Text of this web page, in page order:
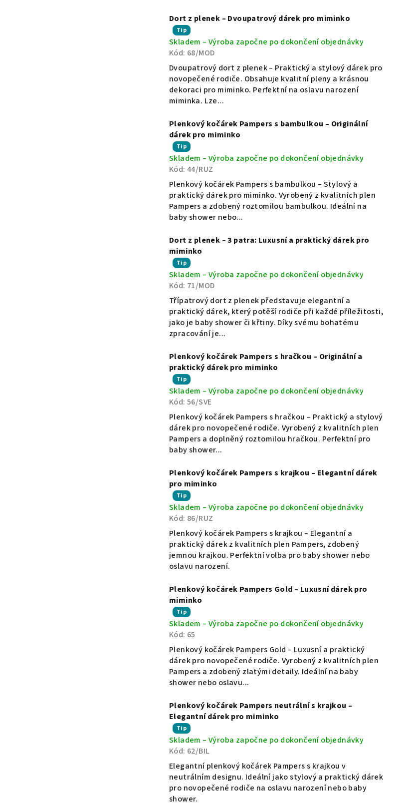
Dort z plenek – Dvoupatrový dárek pro miminko
Průměrné
hodnocení
produktu
je
5,0
z
5
Tip
Skladem – Výroba započne po dokončení objednávky
Kód: 68/MOD
Dvoupatrový dort z plenek – Praktický a stylový dárek pro
novopečené rodiče. Obsahuje kvalitní pleny a krásnou
dekoraci pro miminko. Perfektní na oslavu narození
miminka. Lze...
Plenkový kočárek Pampers s bambulkou – Originální
dárek pro miminko
Průměrné
hodnocení
produktu
je
5,0
z
5
hvězdiček.
Tip
Skladem – Výroba započne po dokončení objednávky
Kód: 44/RUZ
Plenkový kočárek Pampers s bambulkou – Stylový a
praktický dárek pro miminko. Vyrobený z kvalitních plen
Pampers a zdobený roztomilou bambulkou. Ideální na
baby shower nebo...
Dort z plenek – 3 patra: Luxusní a praktický dárek pro
miminko
Průměrné
hodnocení
produktu
je
5,0
z
5
hvězdiček.
Tip
Skladem – Výroba započne po dokončení objednávky
Kód: 71/MOD
Třípatrový dort z plenek představuje elegantní a
praktický dárek, který potěší rodiče při každé příležitosti,
jako je baby shower či křtiny. Díky svému bohatému
zpracování je...
Plenkový kočárek Pampers s hračkou – Originální a
praktický dárek pro miminko
Průměrné
hodnocení
produktu
je
5,0
z
5
hvězdiček.
Tip
Skladem – Výroba započne po dokončení objednávky
Kód: 56/SVE
Plenkový kočárek Pampers s hračkou – Praktický a stylový
dárek pro novopečené rodiče. Vyrobený z kvalitních plen
Pampers a doplněný roztomilou hračkou. Perfektní pro
baby shower...
Plenkový kočárek Pampers s krajkou – Elegantní dárek
pro miminko
Průměrné
hodnocení
produktu
je
5,0
z
5
Tip
Skladem – Výroba započne po dokončení objednávky
Kód: 86/RUZ
Plenkový kočárek Pampers s krajkou – Elegantní a
praktický dárek z kvalitních plen Pampers, zdobený
jemnou krajkou. Perfektní volba pro baby shower nebo
oslavu narození.
Plenkový kočárek Pampers Gold – Luxusní dárek pro
miminko
Průměrné
hodnocení
produktu
je
5,0
z
5
Tip
Skladem – Výroba započne po dokončení objednávky
Kód: 65
Plenkový kočárek Pampers Gold – Luxusní a praktický
dárek pro novopečené rodiče. Vyrobený z kvalitních plen
Pampers a zdobený zlatými detaily. Ideální na baby
shower nebo oslavu...
Plenkový kočárek Pampers neutrální s krajkou –
Elegantní dárek pro miminko
Průměrné
hodnocení
produktu
je
5,0
z
5
Tip
Skladem – Výroba započne po dokončení objednávky
Kód: 62/BIL
Elegantní plenkový kočárek Pampers s krajkou v
neutrálním designu. Ideální jako stylový a praktický dárek
pro novopečené rodiče na oslavu narození nebo baby
shower.